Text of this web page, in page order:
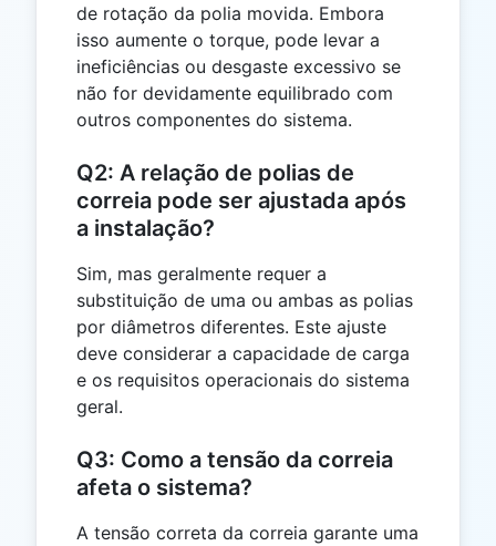
de rotação da polia movida. Embora
isso aumente o torque, pode levar a
ineficiências ou desgaste excessivo se
não for devidamente equilibrado com
outros componentes do sistema.
Q2: A relação de polias de
correia pode ser ajustada após
a instalação?
Sim, mas geralmente requer a
substituição de uma ou ambas as polias
por diâmetros diferentes. Este ajuste
deve considerar a capacidade de carga
e os requisitos operacionais do sistema
geral.
Q3: Como a tensão da correia
afeta o sistema?
A tensão correta da correia garante uma